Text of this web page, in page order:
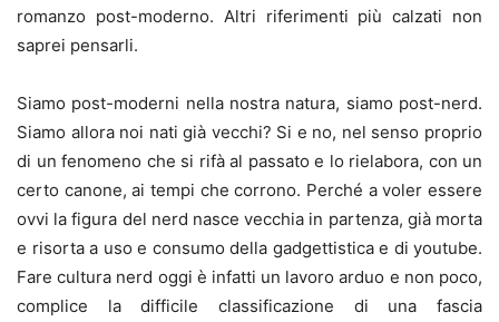
romanzo post-moderno. Altri riferimenti più calzati non
saprei pensarli.
Siamo post-moderni nella nostra natura, siamo post-nerd.
Siamo allora noi nati già vecchi? Si e no, nel senso proprio
di un fenomeno che si rifà al passato e lo rielabora, con un
certo canone, ai tempi che corrono. Perché a voler essere
ovvi la figura del nerd nasce vecchia in partenza, già morta
e risorta a uso e consumo della gadgettistica e di youtube.
Fare cultura nerd oggi è infatti un lavoro arduo e non poco,
complice la difficile classificazione di una fascia